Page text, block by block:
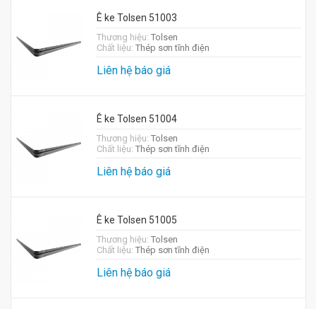
Ê ke Tolsen 51003
Thương hiệu: Tolsen
Chất liệu: Thép sơn tĩnh điện
Liên hệ báo giá
Ê ke Tolsen 51004
Thương hiệu: Tolsen
Chất liệu: Thép sơn tĩnh điện
Liên hệ báo giá
Ê ke Tolsen 51005
Thương hiệu: Tolsen
Chất liệu: Thép sơn tĩnh điện
Liên hệ báo giá